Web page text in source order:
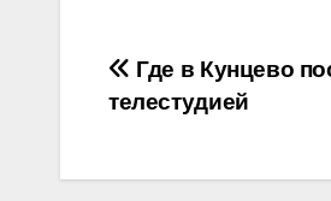
Навигация
записям
Где в Кунцево
телестудией